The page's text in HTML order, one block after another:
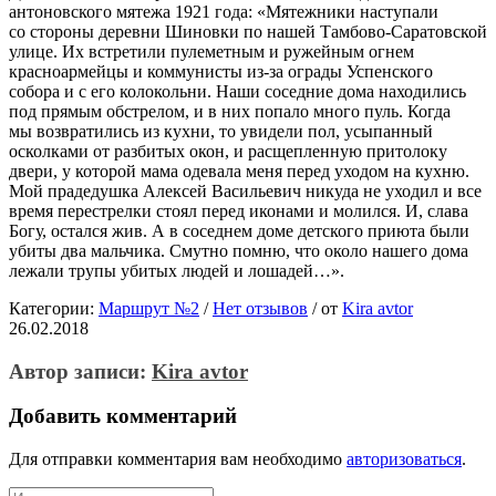
антоновского мятежа 1921 года: «Мятежники наступали
со стороны деревни Шиновки по нашей Тамбово-Саратовской
улице. Их встретили пулеметным и ружейным огнем
красноармейцы и коммунисты из-за ограды Успенского
собора и с его колокольни. Наши соседние дома находились
под прямым обстрелом, и в них попало много пуль. Когда
мы возвратились из кухни, то увидели пол, усыпанный
осколками от разбитых окон, и расщепленную притолоку
двери, у которой мама одевала меня перед уходом на кухню.
Мой прадедушка Алексей Васильевич никуда не уходил и все
время перестрелки стоял перед иконами и молился. И, слава
Богу, остался жив. А в соседнем доме детского приюта были
убиты два мальчика. Смутно помню, что около нашего дома
лежали трупы убитых людей и лошадей…».
Категории: Маршрут №2 / Нет отзывов /от Kira avtor
26.02.2018
Автор записи: Kira avtor
Добавить комментарий
Для отправки комментария вам необходимо авторизоваться.